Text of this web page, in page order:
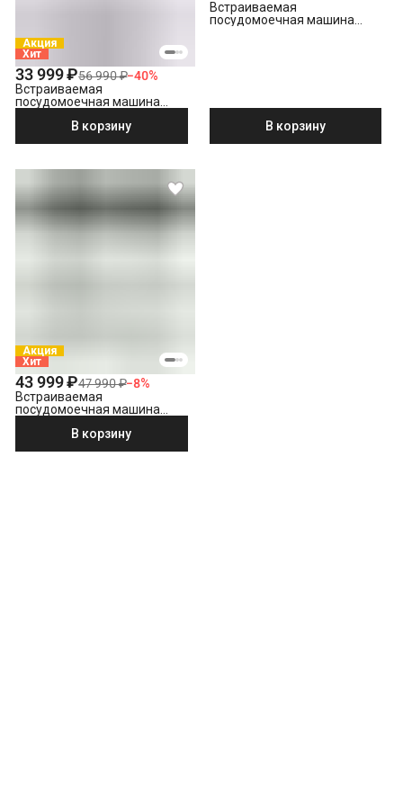
Акция
Хит
33 999 ₽56 990 ₽−40%
Встраиваемая
посудомоечная машина
В корзину
Встраиваемая
посудомоечная машина
В корзину
Акция
Хит
43 999 ₽47 990 ₽−8%
Встраиваемая
посудомоечная машина
В корзину